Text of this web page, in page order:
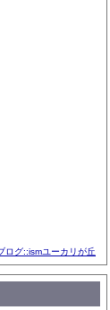
ログ::ismユーカリが丘